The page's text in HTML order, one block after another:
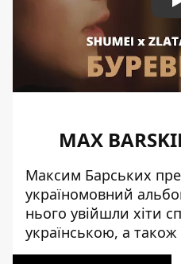
MAX
Максим Барських
україномовний
нього увійшли хіти
українською, а також